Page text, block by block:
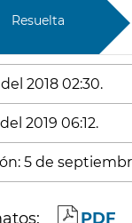
Resuelta
2018 02:30.
2019 06:12.
5 de
PDF